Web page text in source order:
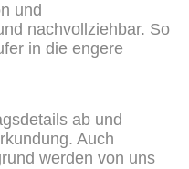
und
nachvollziehbar. So
in die engere
ab und
Auch
werden von uns